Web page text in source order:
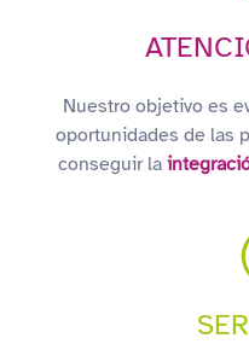
Nuestro objetivo es
oportunidades de las
conseguir la